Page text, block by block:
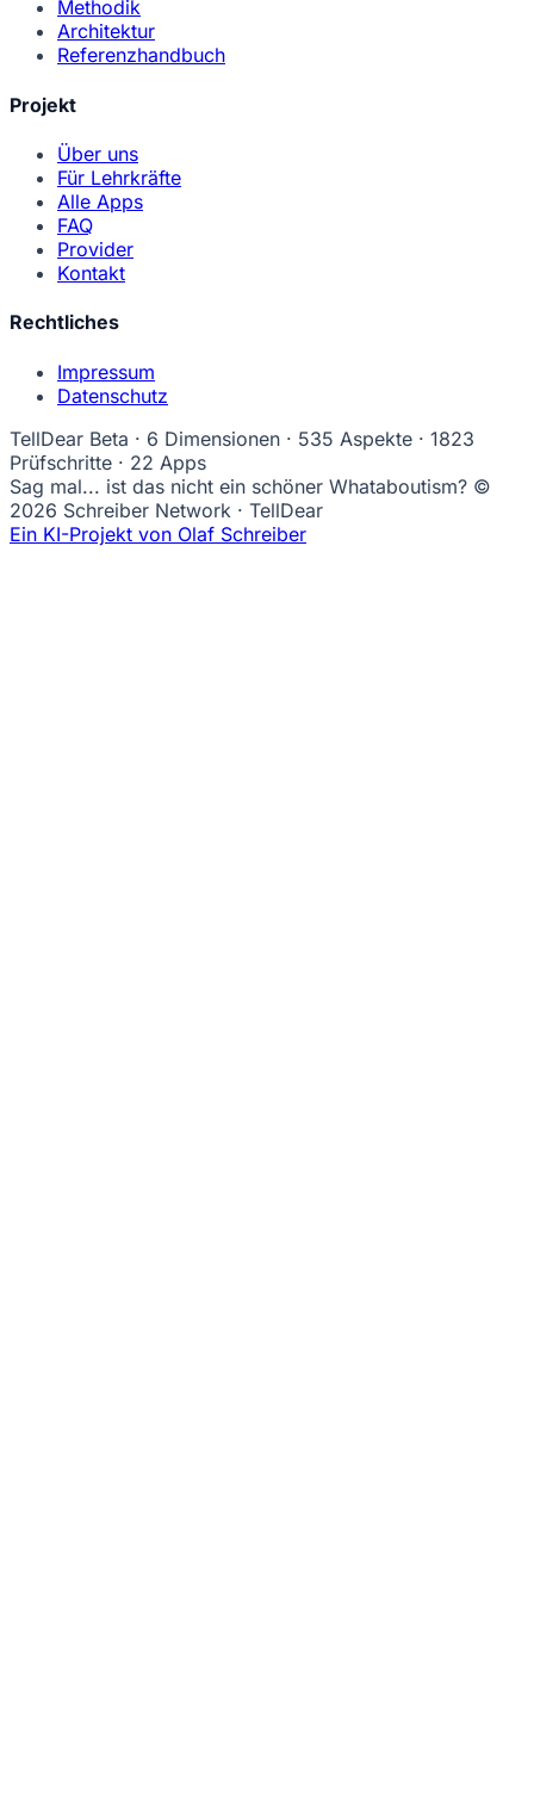
Methodik
Architektur
Referenzhandbuch
Projekt
Über uns
Für Lehrkräfte
Alle Apps
FAQ
Provider
Kontakt
Rechtliches
Impressum
Datenschutz
TellDear Beta · 6 Dimensionen · 535 Aspekte · 1823
Prüfschritte · 22 Apps
Sag mal... ist das nicht ein schöner Whataboutism? ©
2026 Schreiber Network · TellDear
Ein KI-Projekt von Olaf Schreiber